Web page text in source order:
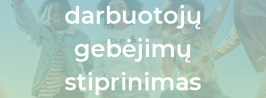
darbuotojų
gebėjimų
stiprinimas